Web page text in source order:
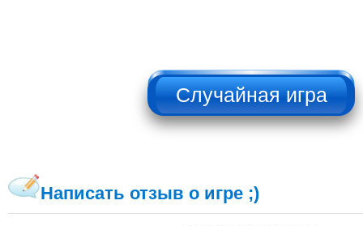
НЕ НАЖИМАТЬ!!!
Написать отзыв о игре ;)